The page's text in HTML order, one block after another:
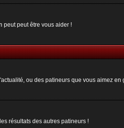
peut peut être vous aider !
ou des patineurs que vous aimez
résultats des autres patineurs !